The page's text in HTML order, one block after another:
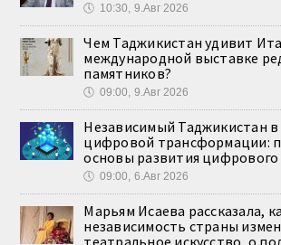
🕔 10:30, 9.Авг 2026
Чем Таджикистан удивит
международной выставке
памятников?
🕔 09:00, 9.Авг 2026
Независимый Таджикистан в
цифровой трансформации:
основы развития цифрового
🕔 09:00, 6.Авг 2026
Марьям Исаева рассказала,
независимость страны